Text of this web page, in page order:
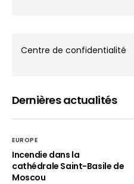
Centre de confidentialité
Dernières actualités
EUROPE
Incendie dans la
cathédrale Saint-Basile de
Moscou